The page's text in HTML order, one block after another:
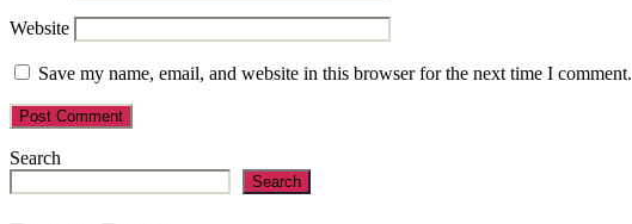
Website
Save my name, email, and website in this browser for the next time I comment.
Search
Search